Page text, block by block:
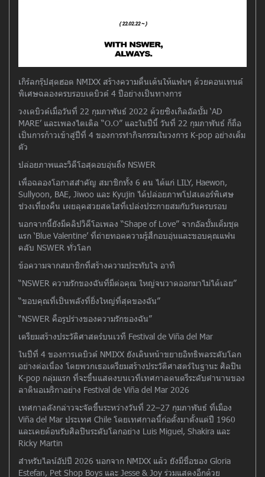
เกิร์ลกรุ๊ปสุดฮอต NMIXX สร้างความตื่นเต้นให้แฟนๆ ด้วยคอนเทนต์
พิเศษฉลองครบรอบเดบิวต์ 4 ปีอย่างเป็นทางการ
วงเดบิวต์เมื่อวันที่ 22 กุมภาพันธ์ 2022 ด้วยซิงเกิลอัลบั้ม ‘AD
MARE’ และเพลงไตเติล “O.O” และในปีนี้ วันที่ 22 กุมภาพันธ์ ก็ถือ
เป็นการก้าวเข้าสู่ปีที่ 4 ของการทำกิจกรรมในวงการ K-pop อย่างเต็ม
ตัว
ปล่อยภาพและวิดีโอสุดอบอุ่นถึง NSWER
เพื่อฉลองโอกาสสำคัญ สมาชิกทั้ง 6 คน ได้แก่ LILY, Haewon,
Sullyoon, BAE, Jiwoo และ Kyujin ได้ปล่อยภาพโปสเตอร์พิเศษ
ช่วงเที่ยงคืน เผยลุคสวยสดใสที่เปล่งประกายสมกับวันครบรอบ
นอกจากนี้ยังมีคลิปวิดีโอเพลง “Shape of Love” จากอัลบั้มเต็มชุด
แรก ‘Blue Valentine’ ที่ถ่ายทอดความรู้สึกอบอุ่นและขอบคุณแฟน
คลับ NSWER ทั่วโลก
ข้อความจากสมาชิกที่สร้างความประทับใจ อาทิ
“NSWER ความรักของฉันที่มีต่อคุณ ใหญ่จนวาดออกมาไม่ได้เลย”
“ขอบคุณที่เป็นพลังที่ยิ่งใหญ่ที่สุดของฉัน”
“NSWER คือรูปร่างของความรักของฉัน”
เตรียมสร้างประวัติศาสตร์บนเวที Festival de Viña del Mar
ในปีที่ 4 ของการเดบิวต์ NMIXX ยังเดินหน้าขยายอิทธิพลระดับโลก
อย่างต่อเนื่อง โดยพวกเธอเตรียมสร้างประวัติศาสตร์ในฐานะ ศิลปิน
K-pop กลุ่มแรก ที่จะขึ้นแสดงบนเวทีเทศกาลดนตรีระดับตำนานของ
ลาตินอเมริกาอย่าง Festival de Viña del Mar 2026
เทศกาลดังกล่าวจะจัดขึ้นระหว่างวันที่ 22–27 กุมภาพันธ์ ที่เมือง
Viña del Mar ประเทศ Chile โดยเทศกาลนี้ก่อตั้งมาตั้งแต่ปี 1960
และเคยต้อนรับศิลปินระดับโลกอย่าง Luis Miguel, Shakira และ
Ricky Martin
สำหรับไลน์อัปปี 2026 นอกจาก NMIXX แล้ว ยังมีชื่อของ Gloria
Estefan, Pet Shop Boys และ Jesse & Joy ร่วมแสดงอีกด้วย